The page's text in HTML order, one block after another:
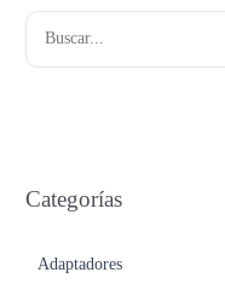
Categorías
Adaptadores